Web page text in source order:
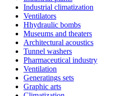
Industrial climatization
Ventilators
Hhydraulic bombs
Museums and theaters
Architectural acoustics
Tunnel washers
Pharmaceutical industry
Ventilation
Generatings sets
Graphic arts